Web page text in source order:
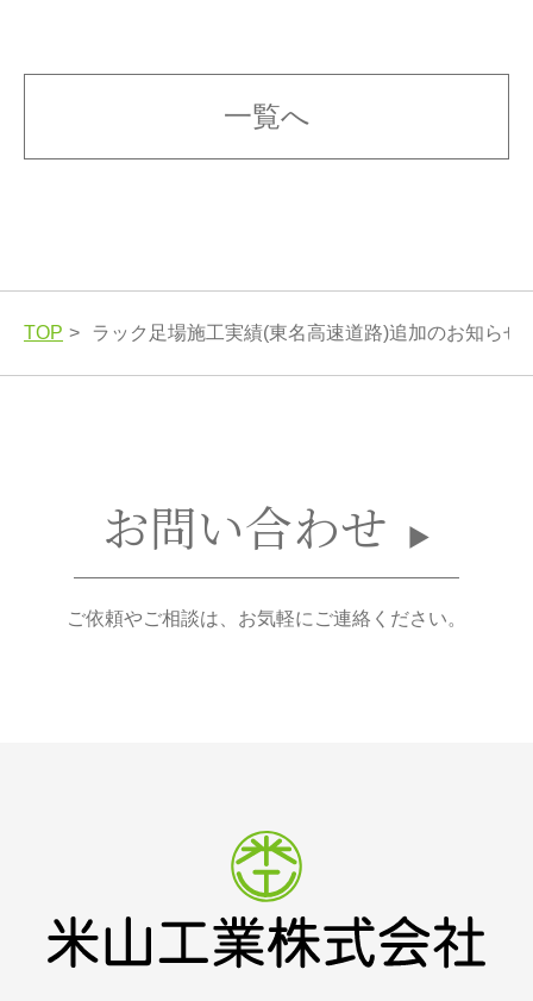
一覧へ
TOP ラック足場施工実績(東名高速道路)追加のお知らせ
お問い合わせ
ご依頼やご相談は、お気軽にご連絡ください。